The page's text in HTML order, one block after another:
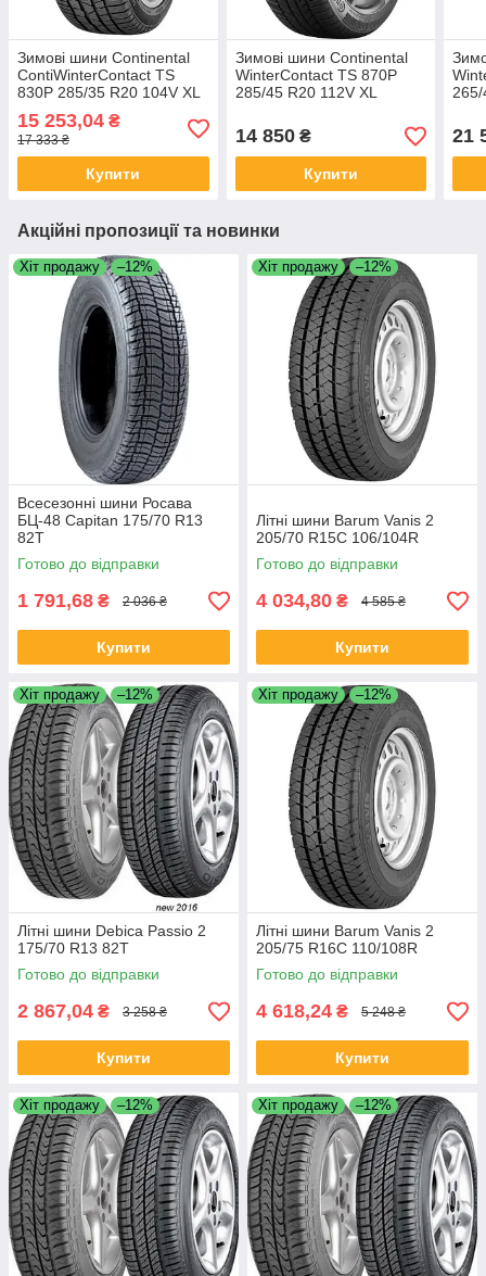
Зимові шини Continental
ContiWinterContact TS
830P 285/35 R20 104V XL
M0
15 253,04 ₴
17 333 ₴
Купити
Зимові шини Continental
WinterContact TS 870P
285/45 R20 112V XL
14 850₴
Купити
265/
21
Акційні пропозиції та новинки
Хіт продажу –12%
Всесезонні шини Росава
БЦ-48 Capitan 175/70 R13
82T
Готово до відправки
1 791,68 ₴ 2 036 ₴
Купити
Хіт продажу –12%
Літні шини Barum Vanis 2
205/70 R15C 106/104R
Готово до відправки
4 034,80 ₴ 4 585 ₴
Купити
Хіт продажу –12%
Літні шини Debica Passio 2
175/70 R13 82T
Готово до відправки
2 867,04 ₴ 3 258 ₴
Купити
Хіт продажу –12%
Літні шини Barum Vanis 2
205/75 R16C 110/108R
Готово до відправки
4 618,24 ₴ 5 248 ₴
Купити
Хіт продажу –12% Хіт продажу –12%